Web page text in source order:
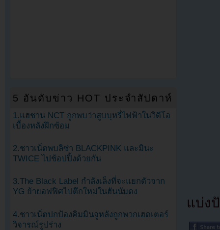
แบ่ง
5 อันดับข่าว HOT ประจำสัปดาห์
1.แฮชาน NCT ถูกพบว่าสูบบุหรี่ไฟฟ้าในวิดีโอ
เบื้องหลังฝึกซ้อม
2.ชาวเน็ตพบลิซ่า BLACKPINK และมินะ
TWICE ไปช้อปปิ้งด้วยกัน
3.The Black Label กำลังเล็งที่จะแยกตัวจาก
YG ย้ายอฟฟิศไปตึกใหม่ในฮันนัมดง
4.ชาวเน็ตปกป้องคิมมินจูหลังถูกพวกเฮดเตอร์
วิจารณ์รูปร่าง